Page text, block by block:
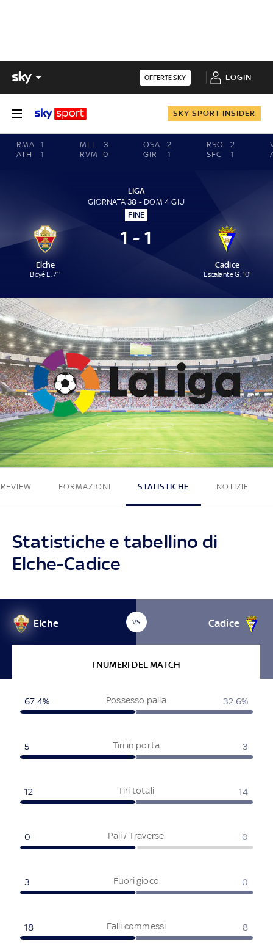
OFFERTE SKY LOGIN
SKY SPORT INSIDER
RMA
1
ATH
1
MLL
3
RVM
0
OSA
2
GIR
1
RSO
2
SFC
1
LIGA
GIORNATA 38 - DOM 4 GIU
FINE
Elche
Boyé L. 71'
1 - 1
Cadice
Escalante G. 10'
1 - 1
FORMAZIONI STATISTICHE NOTIZIE
Statistiche e tabellino di
Elche-Cadice
Elche VS Cadice
I NUMERI DEL MATCH
Possesso palla
67.4% 32.6%
Tiri in porta
5 3
Tiri totali
12 14
Pali / Traverse
0 0
Fuori gioco
3 0
Falli commessi
18 8